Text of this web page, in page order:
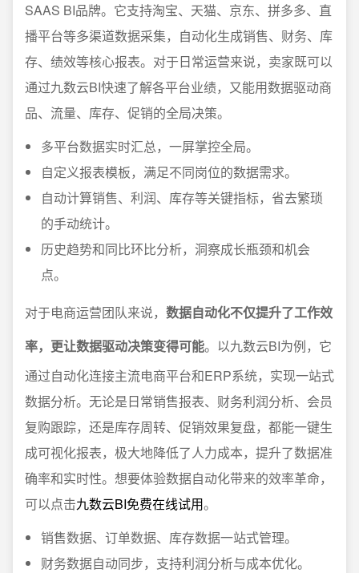
SAAS BI品牌。它支持淘宝、天猫、京东、拼多多、直
播平台等多渠道数据采集，自动化生成销售、财务、库
存、绩效等核心报表。对于日常运营来说，卖家既可以
通过九数云BI快速了解各平台业绩，又能用数据驱动商
品、流量、库存、促销的全局决策。
多平台数据实时汇总，一屏掌控全局。
自定义报表模板，满足不同岗位的数据需求。
自动计算销售、利润、库存等关键指标，省去繁琐
的手动统计。
历史趋势和同比环比分析，洞察成长瓶颈和机会
点。
对于电商运营团队来说， 数据自动化不仅提升了工作效
率，更让数据驱动决策变得可能。以九数云BI为例，它
通过自动化连接主流电商平台和ERP系统，实现一站式
数据分析。无论是日常销售报表、财务利润分析、会员
复购跟踪，还是库存周转、促销效果复盘，都能一键生
成可视化报表，极大地降低了人力成本，提升了数据准
确率和实时性。想要体验数据自动化带来的效率革命，
可以点击九数云BI免费在线试用。
销售数据、订单数据、库存数据一站式管理。
财务数据自动同步，支持利润分析与成本优化。